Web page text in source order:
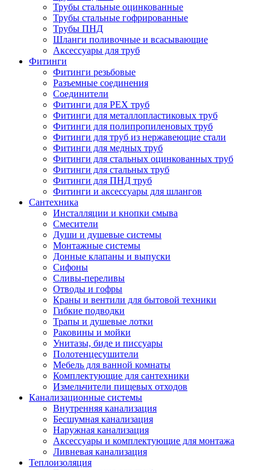
Трубы стальные оцинкованные
Трубы стальные гофрированные
Трубы ПНД
Шланги поливочные и всасывающие
Аксессуары для труб
Фитинги
Фитинги резьбовые
Разъемные соединения
Соединители
Фитинги для PEX труб
Фитинги для металлопластиковых труб
Фитинги для полипропиленовых труб
Фитинги для труб из нержавеющие стали
Фитинги для медных труб
Фитинги для стальных оцинкованных труб
Фитинги для стальных труб
Фитинги для ПНД труб
Фитинги и аксессуары для шлангов
Сантехника
Инсталляции и кнопки смыва
Смесители
Души и душевые системы
Монтажные системы
Донные клапаны и выпуски
Сифоны
Сливы-переливы
Отводы и гофры
Краны и вентили для бытовой техники
Гибкие подводки
Трапы и душевые лотки
Раковины и мойки
Унитазы, биде и писсуары
Полотенцесушители
Мебель для ванной комнаты
Комплектующие для сантехники
Измельчители пищевых отходов
Канализационные системы
Внутренняя канализация
Бесшумная канализация
Наружная канализация
Аксессуары и комплектующие для монтажа
Ливневая канализация
Теплоизоляция